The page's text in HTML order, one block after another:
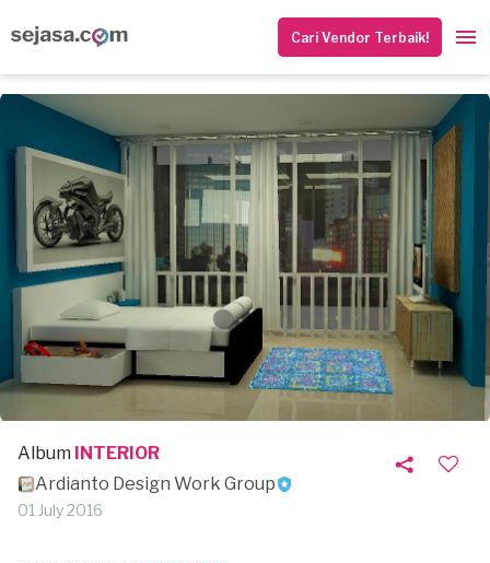
Cari Vendor Terbaik!
Album INTERIOR
Ardianto Design Work Group
01 July 2016